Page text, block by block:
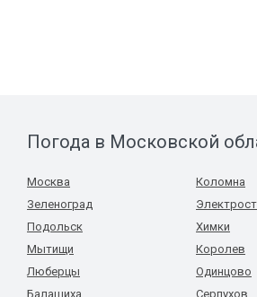
Погода в Московской
Москва
Зеленоград
Подольск
Мытищи
Люберцы
Балашиха
Коломна
Химки
Королев
Одинцово
Серпухов